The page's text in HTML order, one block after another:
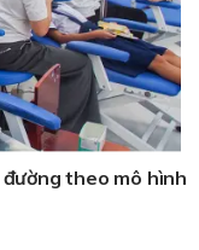
theo mô hình